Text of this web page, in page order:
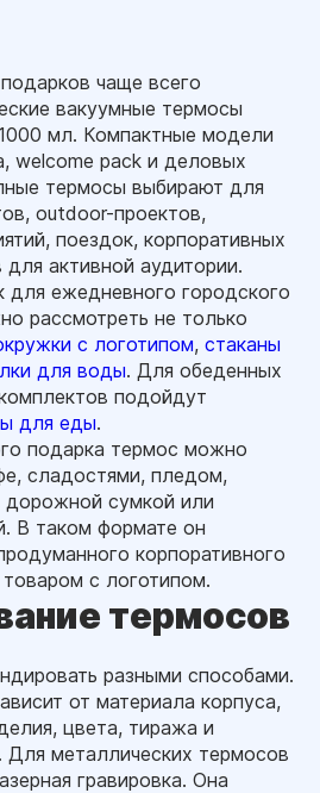
чаще всего
вакуумные термосы
мл. Компактные модели
welcome pack и деловых
термосы выбирают для
outdoor-проектов,
поездок, корпоративных
активной аудитории.
ежедневного городского
рассмотреть не только
с логотипом, стаканы
для воды. Для обеденных
подойдут
для еды.
подарка термос можно
сладостями, пледом,
сумкой или
В таком формате он
корпоративного
с логотипом.
термосов
разными способами.
от материала корпуса,
цвета, тиража и
металлических термосов
гравировка. Она